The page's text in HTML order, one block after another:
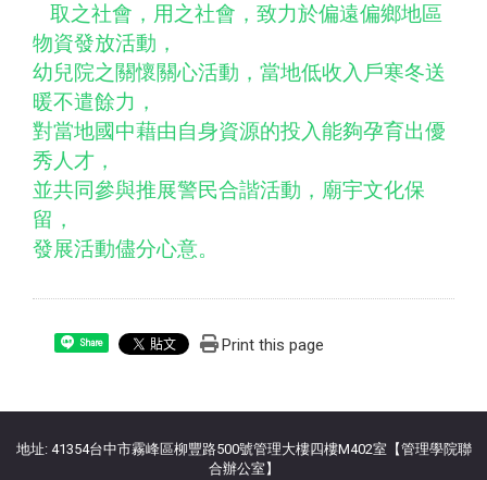
取之社會，用之社會，致力於偏遠偏鄉地區
物資發放活動，
幼兒院之關懷關心活動，當地低收入戶寒冬送
暖不遣餘力，
對當地國中藉由自身資源的投入能夠孕育出優
秀人才，
並共同參與推展警民合諧活動，廟宇文化保
留，
發展活動儘分心意。
Share Print this page
地址: 41354台中市霧峰區柳豐路500號管理大樓四樓M402室【管理學院聯
合辦公室】